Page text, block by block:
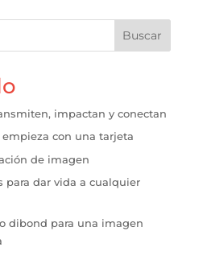
Buscar
impactan y conectan
con una tarjeta
de imagen
para dar vida a cualquier
dibond para una imagen